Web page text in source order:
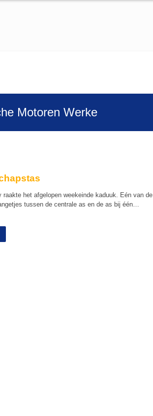
Motoren Werke
raakte het afgelopen weekeinde kaduuk. Eén van de
tussen de centrale as en de as bij één…